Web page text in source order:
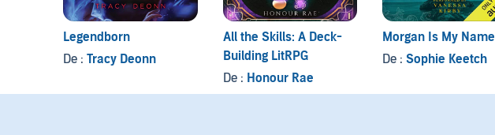
Legendborn
De : Tracy Deonn
All the Skills: A Deck-
Building LitRPG
De : Honour Rae
Morgan Is My Name
De :Sophie Keetch